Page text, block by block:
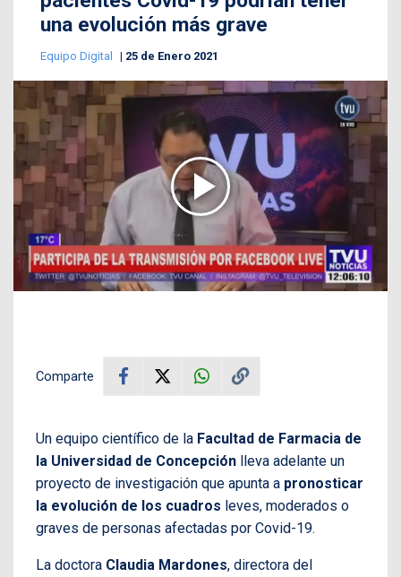
una evolución más grave
Equipo Digital 25 de Enero 2021
Comparte
Un equipo científico de la Facultad de Farmacia de
la Universidad de Concepción lleva adelante un
proyecto de investigación que apunta a pronosticar
la evolución de los cuadros leves, moderados o
graves de personas afectadas por Covid-19.
La doctora Claudia Mardones, directora del